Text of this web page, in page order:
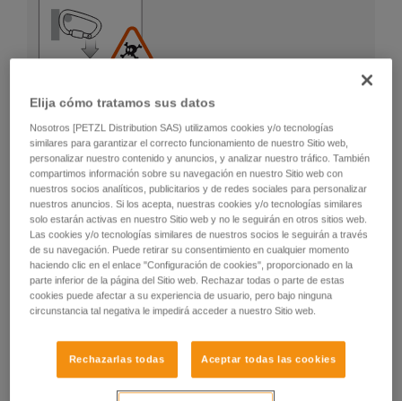
RIESGOS DE DAÑAR EL CASQUILLO DE BLOQUEO
Elija cómo tratamos sus datos
Nosotros [PETZL Distribution SAS) utilizamos cookies y/o tecnologías
similares para garantizar el correcto funcionamiento de nuestro Sitio web,
personalizar nuestro contenido y anuncios, y analizar nuestro tráfico. También
compartimos información sobre su navegación en nuestro Sitio web con
nuestros socios analíticos, publicitarios y de redes sociales para personalizar
nuestros anuncios. Si los acepta, nuestras cookies y/o tecnologías similares
solo estarán activas en nuestro Sitio web y no le seguirán en otros sitios web.
Las cookies y/o tecnologías similares de nuestros socios le seguirán a través
de su navegación. Puede retirar su consentimiento en cualquier momento
haciendo clic en el enlace "Configuración de cookies", proporcionado en la
parte inferior de la página del Sitio web. Rechazar todas o parte de estas
cookies puede afectar a su experiencia de usuario, pero bajo ninguna
circunstancia tal negativa le impedirá acceder a nuestro Sitio web.
Rechazarlas todas Aceptar todas las cookies